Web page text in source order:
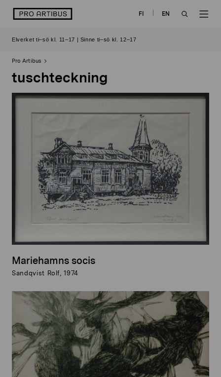
logo FI
EN
Elverket ti–sö kl. 11–17 | Sinne ti–sö kl. 12–17
Pro Artibus
tuschteckning
Mariehamns socis
Sandqvist Rolf, 1974